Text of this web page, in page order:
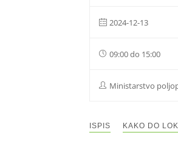
2024-12-13
09:00 do 15:00
Ministarstvo
ISPIS KAKO DO